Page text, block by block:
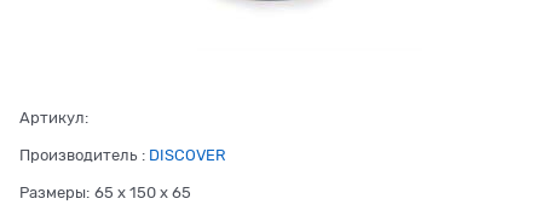
Артикул:
Производитель : DISCOVER
Размеры: 65 x 150 x 65